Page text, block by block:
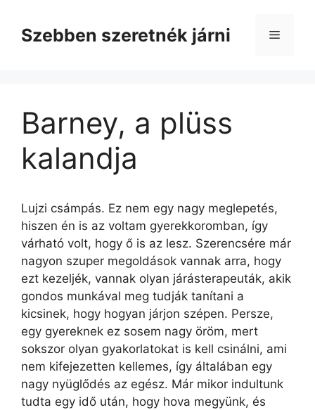
tartalomba
Szebben szeretnék járni Menü
Barney, a plüss
kalandja
Lujzi csámpás. Ez nem egy nagy meglepetés,
hiszen én is az voltam gyerekkoromban, így
várható volt, hogy ő is az lesz. Szerencsére már
nagyon szuper megoldások vannak arra, hogy
ezt kezeljék, vannak olyan járásterapeuták, akik
gondos munkával meg tudják tanítani a
kicsinek, hogy hogyan járjon szépen. Persze,
egy gyereknek ez sosem nagy öröm, mert
sokszor olyan gyakorlatokat is kell csinálni, ami
nem kifejezetten kellemes, így általában egy
nagy nyüglődés az egész. Már mikor indultunk
tudta egy idő után, hogy hova megyünk, és